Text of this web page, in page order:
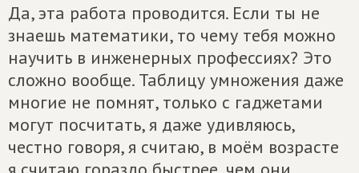
Да, эта работа проводится. Если ты не
знаешь математики, то чему тебя можно
научить в инженерных профессиях? Это
сложно вообще. Таблицу умножения даже
многие не помнят, только с гаджетами
могут посчитать, я даже удивляюсь,
честно говоря, я считаю, в моём возрасте